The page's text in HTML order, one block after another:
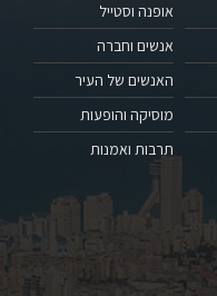
אופנה וסטייל
אנשים וחברה
האנשים של העיר
מוסיקה והופעות
תרבות ואמנות